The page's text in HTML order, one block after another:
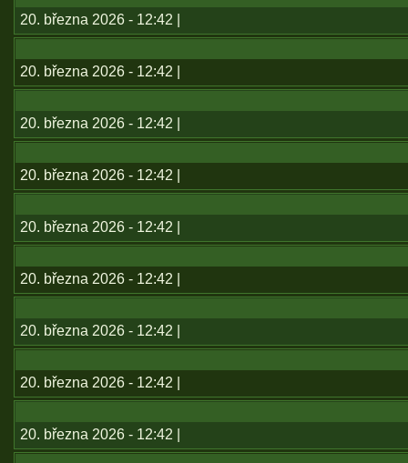
20. března 2026 - 12:42 |
20. března 2026 - 12:42 |
20. března 2026 - 12:42 |
20. března 2026 - 12:42 |
20. března 2026 - 12:42 |
20. března 2026 - 12:42 |
20. března 2026 - 12:42 |
20. března 2026 - 12:42 |
20. března 2026 - 12:42 |